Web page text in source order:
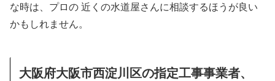
な時は、プロの 近くの水道屋さんに相談するほうが良い
かもしれません。
大阪府大阪市西淀川区の指定工事事業者、